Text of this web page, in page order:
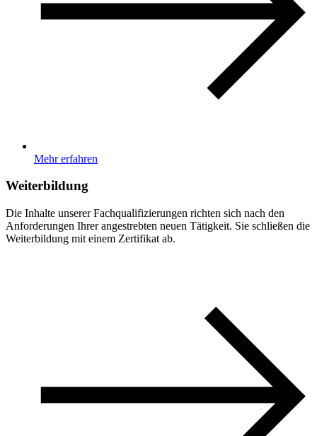
Mehr erfahren
Weiterbildung
Die Inhalte unserer Fachqualifizierungen richten sich nach den
Anforderungen Ihrer angestrebten neuen Tätigkeit. Sie schließen die
Weiterbildung mit einem Zertifikat ab.